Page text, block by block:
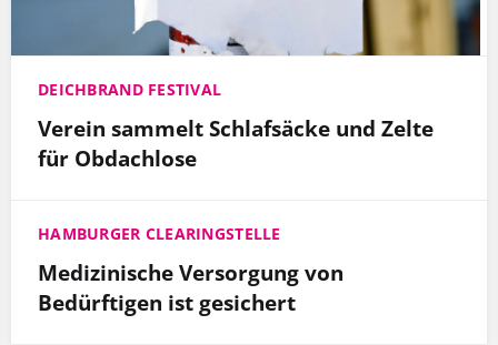
DEICHBRAND FESTIVAL
Verein sammelt Schlafsäcke und Zelte
für Obdachlose
HAMBURGER CLEARINGSTELLE
Medizinische Versorgung von
Bedürftigen ist gesichert